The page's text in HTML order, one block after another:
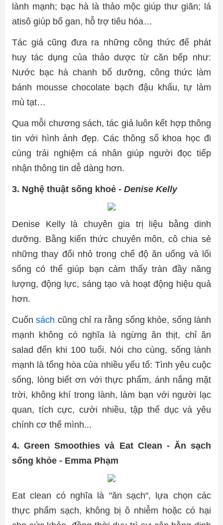
lành mạnh; bạc hà là thảo mộc giúp thư giãn; lá
atisô giúp bổ gan, hỗ trợ tiêu hóa…
Tác giả cũng đưa ra những công thức để phát
huy tác dụng của thảo dược từ căn bếp như:
Nước bạc hà chanh bổ dưỡng, công thức làm
bánh mousse chocolate bạch đậu khấu, tự làm
mù tạt…
Qua mỗi chương sách, tác giả luôn kết hợp thông
tin với hình ảnh đẹp. Các thông số khoa học đi
cùng trải nghiệm cá nhân giúp người đọc tiếp
nhận thông tin dễ dàng hơn.
3. Nghệ thuật sống khoẻ - Denise Kelly
Denise Kelly là chuyên gia trị liệu bằng dinh
dưỡng. Bằng kiến thức chuyên môn, cô chia sẻ
những thay đổi nhỏ trong chế độ ăn uống và lối
sống có thể giúp bạn cảm thấy tràn đầy năng
lượng, động lực, sáng tạo và hoạt động hiệu quả
hơn.
Cuốnsách cũng chỉ ra rằng sống khỏe, sống lành
mạnh không có nghĩa là ngừng ăn thịt, chỉ ăn
salad đến khi 100 tuổi. Nói cho cùng, sống lành
mạnh là tổng hòa của nhiều yếu tố: Tình yêu cuộc
sống, lòng biết ơn với thực phẩm, ánh nắng mặt
trời, không khí trong lành, làm bạn với người lạc
quan, tích cực, cười nhiều, tập thể dục và yêu
chính cơ thể mình...
4. Green Smoothies và Eat Clean - Ăn sạch
sống khỏe - Emma Phạm
Eat clean có nghĩa là "ăn sạch", lựa chọn các
thực phẩm sạch, không bị ô nhiễm hoặc có hại